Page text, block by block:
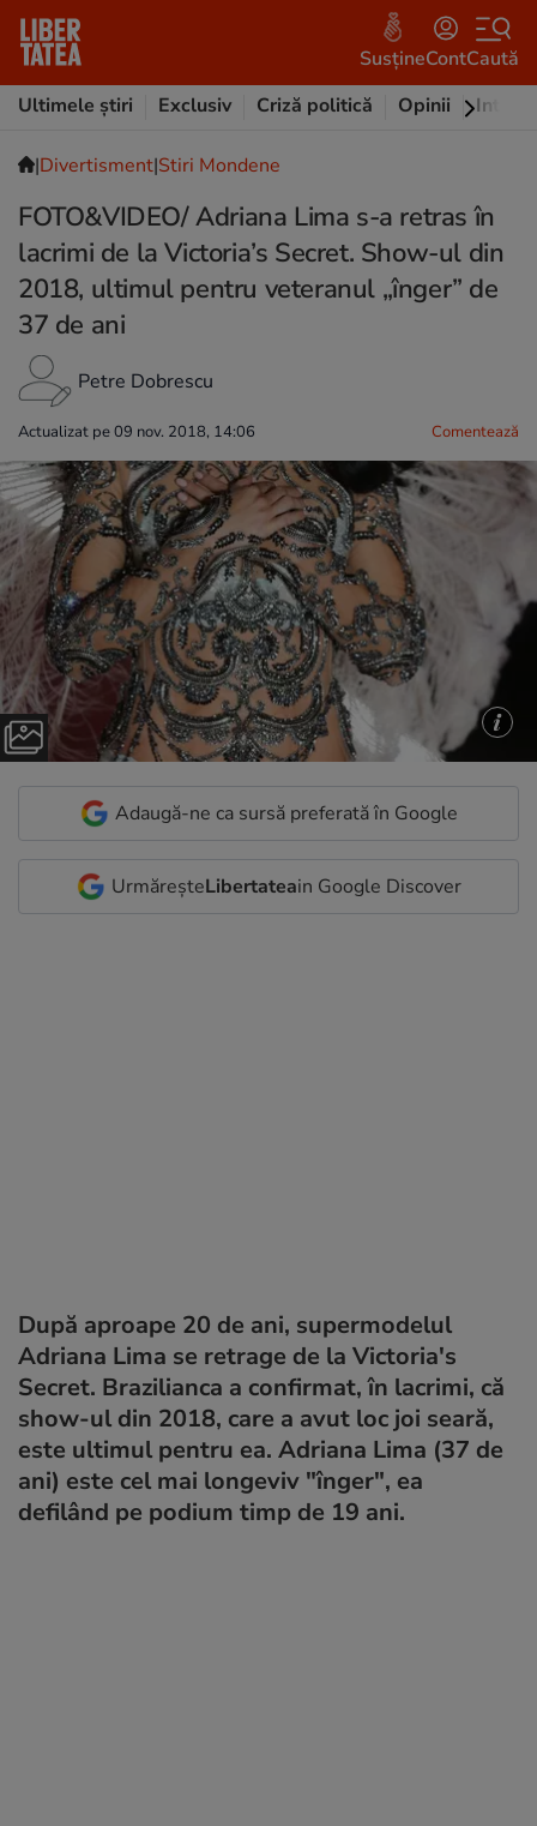
SusțineContCaută
Ultimele știri
Exclusiv Criză politică Opinii
|Divertisment|Stiri Mondene
FOTO&VIDEO/ Adriana Lima s-a retras în
lacrimi de la Victoria’s Secret. Show-ul din
2018, ultimul pentru veteranul „înger” de
37 de ani
Petre Dobrescu
Actualizat pe 09 nov. 2018, 14:06 Comentează
Adaugă-ne ca sursă preferată în Google
UrmăreșteLibertateain Google Discover
După aproape 20 de ani, supermodelul
Adriana Lima se retrage de la Victoria's
Secret. Brazilianca a confirmat, în lacrimi, că
show-ul din 2018, care a avut loc joi seară,
este ultimul pentru ea. Adriana Lima (37 de
ani) este cel mai longeviv "înger", ea
defilând pe podium timp de 19 ani.